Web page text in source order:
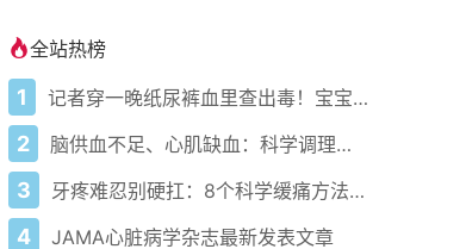
全站热榜
1 记者穿一晚纸尿裤血里查出毒！宝宝血液浓度竟是成人的5倍？
2 脑供血不足、心肌缺血：科学调理全攻略
3 牙疼难忍别硬扛：8个科学缓痛方法收好
4 JAMA心脏病学杂志最新发表文章